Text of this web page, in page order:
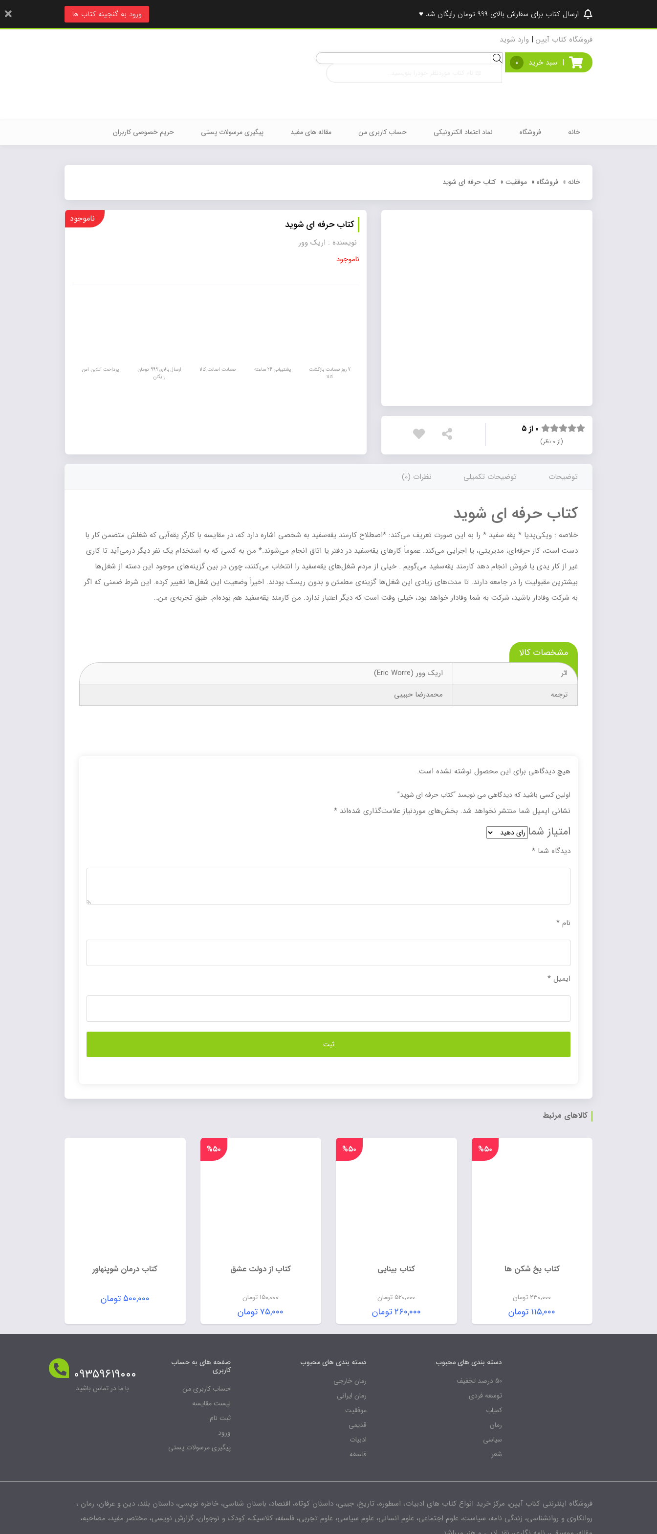
ارسال کتاب برای سفارش بالای 999 تومان رایگان شد ♥ ورود به گنجینه کتاب ها
فروشگاه کتاب آیین | وارد شوید
| سبد خرید 0
Products
خانه فروشگاه نماد اعتماد الکترونیکی حساب کاربری من مقاله های مفید پیگیری مرسولات پستی حریم خصوصی کاربران
خانه » فروشگاه » موفقیت » کتاب حرفه ای شوید
(از ۰ نظر)
کتاب حرفه ای شوید ناموجود
نویسنده : اریک وور
ناموجود
7 روز ضمانت بازگشت
کالا
پشتیبانی 24 ساعته ضمانت اصالت کالا
ارسال بالای 999 تومان
رایگان
پرداخت آنلاین امن
توضیحات توضیحات تکمیلی نظرات (0)
کتاب حرفه ای شوید
خلاصه : ویکی‌پدیا * یقه‌ سفید * را به این صورت تعریف می‌کند: *اصطلاح کارمند یقه‌سفید به شخصی اشاره دارد که، در مقایسه با کارگر یقه‌آبی که شغلش متضمن کار با
دست است، کار حرفه‌ای، مدیریتی، یا اجرایی می‌کند. عموماً کارهای یقه‌سفید در دفتر یا اتاق انجام می‌شوند.* من به کسی که به استخدام یک نفر دیگر درمی‌آید تا کاری
غیر از کار یدی یا فروش انجام دهد کارمند یقه‌سفید می‌گویم . خیلی از مردم شغل‌های یقه‌سفید را انتخاب می‌کنند، چون در بین گزینه‌های موجود این دسته از شغل‌ها
بیشترین مقبولیت را در جامعه دارند. تا مدت‌های زیادی این شغل‌ها گزینه‌ی مطمئن و بدون ریسک بودند. اخیراً وضعیت این شغل‌ها تغییر کرده. این شرط ضمنی که اگر
به شرکت وفادار باشید، شرکت به شما وفادار خواهد بود، خیلی وقت است که دیگر اعتبار ندارد. من کارمند یقه‌سفید هم بوده‌ام. طبق تجربه‌ی من…
مشخصات کالا
اثر اریک وور (Eric Worre)
ترجمه محمدرضا حبیبی
هیچ دیدگاهی برای این محصول نوشته نشده است.
اولین کسی باشید که دیدگاهی می نویسد “کتاب حرفه ای شوید”
نشانی ایمیل شما منتشر نخواهد شد. بخش‌های موردنیاز علامت‌گذاری شده‌اند *
امتیاز شما
دیدگاه شما *
نام *
ایمیل *
کالاهای مرتبط
کتاب یخ شکن ها
۲۳۰,۰۰۰تومان
۱۱۵,۰۰۰ تومان
%۵۰
کتاب بینایی
۵۲۰,۰۰۰تومان
۲۶۰,۰۰۰تومان
%۵۰
کتاب از دولت عشق
۱۵۰,۰۰۰تومان
۷۵,۰۰۰تومان
%۵۰
کتاب درمان شوپنهاور
۵۰۰,۰۰۰ تومان
دسته بندی های محبوب
50 درصد تخفیف
توسعه فردی
کمیاب
رمان
سیاسی
شعر
دسته بندی های محبوب
رمان خارجی
رمان ایرانی
موفقیت
قدیمی
ادبیات
فلسفه
صفحه های به حساب
کاربری
حساب کاربری من
لیست مقایسه
ثبت نام
ورود
پیگیری مرسولات پستی
۰۹۳۵۹۶۱۹۰۰۰
با ما در تماس باشید
فروشگاه اینترنتی کتاب آیین، مرکز خرید انواع کتاب های ادبیات، اسطوره، تاریخ، جیبی، داستان کوتاه، اقتصاد، باستان شناسی، خاطره نویسی، داستان بلند، دین و عرفان، رمان ،
روانکاوی و روانشناسی، زندگی نامه، سیاست، علوم اجتماعی، علوم انسانی، علوم سیاسی، علوم تجربی، فلسفه، کلاسیک، کودک و نوجوان، گزارش نویسی، مختصر مفید، مصاحبه،